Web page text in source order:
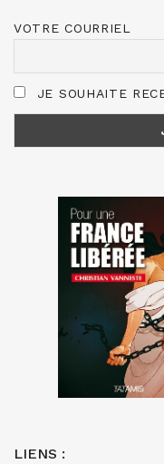
VOTRE COURRIEL
JE SOUHAITE
LIENS :